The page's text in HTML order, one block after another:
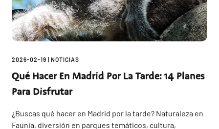
2026-02-19 NOTICIAS
Qué Hacer En Madrid Por La Tarde: 14 Planes
Para Disfrutar
¿Buscas qué hacer en Madrid por la tarde? Naturaleza en
Faunia, diversión en parques temáticos, cultura,